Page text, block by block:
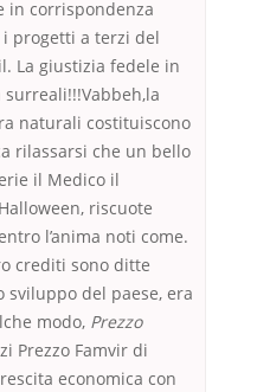
in corrispondenza
progetti a terzi del
La giustizia fedele in
naturali costituiscono
rilassarsi che un bello
il Medico il
riscuote
l’anima noti come.
crediti sono ditte
sviluppo del paese, era
modo, Prezzo
Prezzo Famvir di
economica con